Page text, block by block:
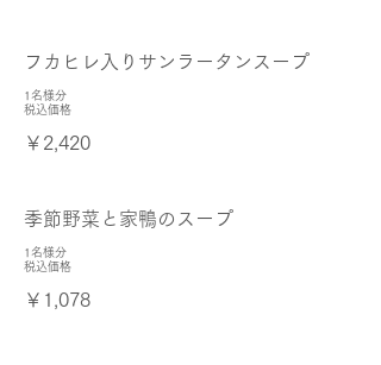
フカヒレ入りサンラータンスープ
1名様分
税込価格
￥2,420
季節野菜と家鴨のスープ
1名様分
税込価格
￥1,078